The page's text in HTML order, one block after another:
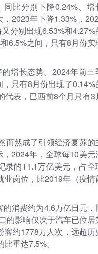
比分别下降0.24%、增
2023年下降1.33%，
分别出现6.53%和4.27%
6.5%之间，只有8月份实
增长态势。2024年前三
只有8月份出现了0.14%
代表，巴西前8个月只有3
而然成了引领经济复苏的
2024年，全球每10美元
录的11.1万亿美元，占全
业岗位，比2019年（疫情
消费约为4.6万亿日元，
的影响仅次于汽车已位居
约1778万人次，远超历
重达7.5%。